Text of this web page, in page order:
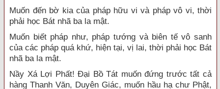
Muốn đến bờ kia của pháp hữu vi và pháp vô vi, thời
phải học Bát nhã ba la mật.
Muốn biết pháp như, pháp tướng và biên tế vô sanh
của các pháp quá khứ, hiện tại, vị lai, thời phải học Bát
nhã ba la mật.
Nầy Xá Lợi Phất! Đại Bồ Tát muốn đứng trước tất cả
hàng Thanh Văn, Duyên Giác, muốn hầu hạ chư Phật,